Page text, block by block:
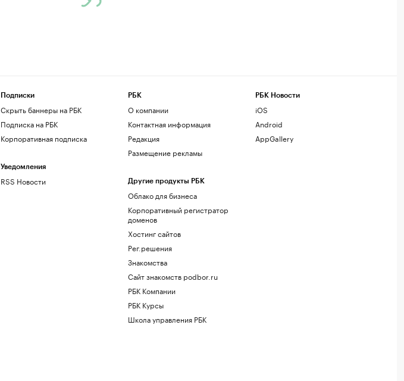
Подписки
Скрыть баннеры на РБК
Подписка на РБК
Корпоративная подписка
Уведомления
RSS Новости
РБК
О компании
Контактная информация
Редакция
Размещение рекламы
Другие продукты РБК
Облако для бизнеса
Корпоративный регистратор
доменов
Хостинг сайтов
Рег.решения
Знакомства
Сайт знакомств podbor.ru
РБК Компании
РБК Курсы
Школа управления РБК
РБК Новости
iOS
Android
AppGallery